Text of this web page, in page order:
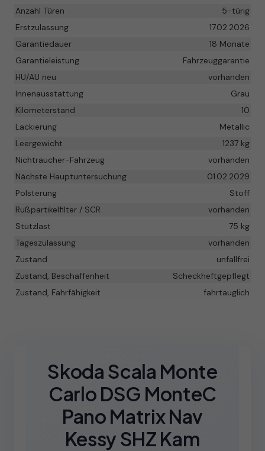
Anzahl Türen
5-türig
Erstzulassung
17.02.2026
Garantiedauer
18 Monate
Garantieleistung
Fahrzeuggarantie
HU/AU neu
vorhanden
Innenausstattung
Grau
Kilometerstand
10
Lackierung
Metallic
Leergewicht
1237 kg
Nichtraucher-Fahrzeug
vorhanden
Nächste Hauptuntersuchung
01.02.2029
Polsterung
Stoff
Rußpartikelfilter / SCR
vorhanden
Stützlast
75 kg
Tageszulassung
vorhanden
Zustand
unfallfrei
Zustand, Beschaffenheit
Scheckheftgepflegt
Zustand, Fahrfähigkeit
fahrtauglich
Skoda Scala Monte
Carlo DSG MonteC
Pano Matrix Nav
Kessy SHZ Kam